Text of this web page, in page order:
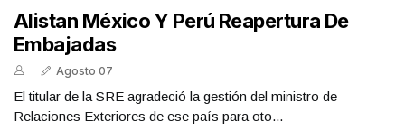
Alistan México Y Perú Reapertura De
Embajadas
Agosto 07
El titular de la SRE agradeció la gestión del ministro de
Relaciones Exteriores de ese país para oto...